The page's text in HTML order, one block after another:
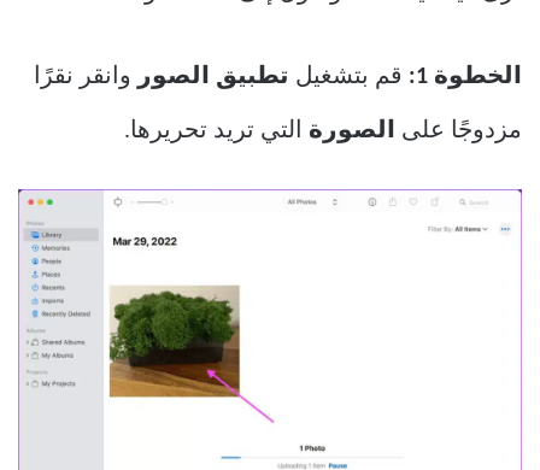
الخطوة 1: قم بتشغيل تطبيق الصور وانقر نقرًا
مزدوجًا على الصورة التي تريد تحريرها.